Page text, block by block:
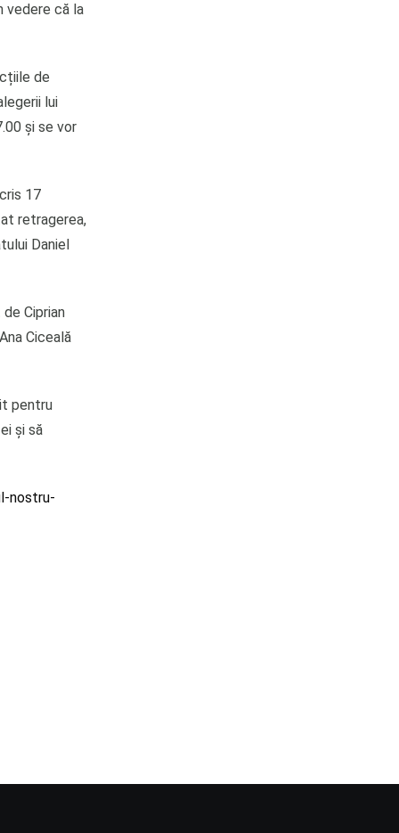
vedere că la
de
lui
și se vor
17
retragerea,
Daniel
Ciprian
Ciceală
pentru
și să
nostru-